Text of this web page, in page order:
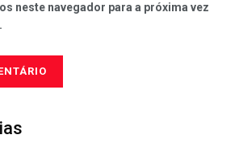
neste navegador para a próxima vez